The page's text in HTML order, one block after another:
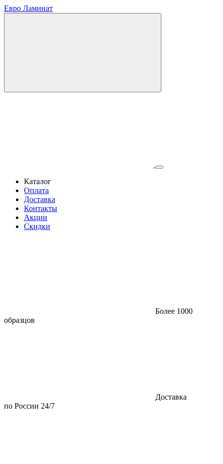
Евро Ламинат
Каталог
Оплата
Доставка
Контакты
Акции
Скидки
Более 1000
образцов
Доставка
по России 24/7